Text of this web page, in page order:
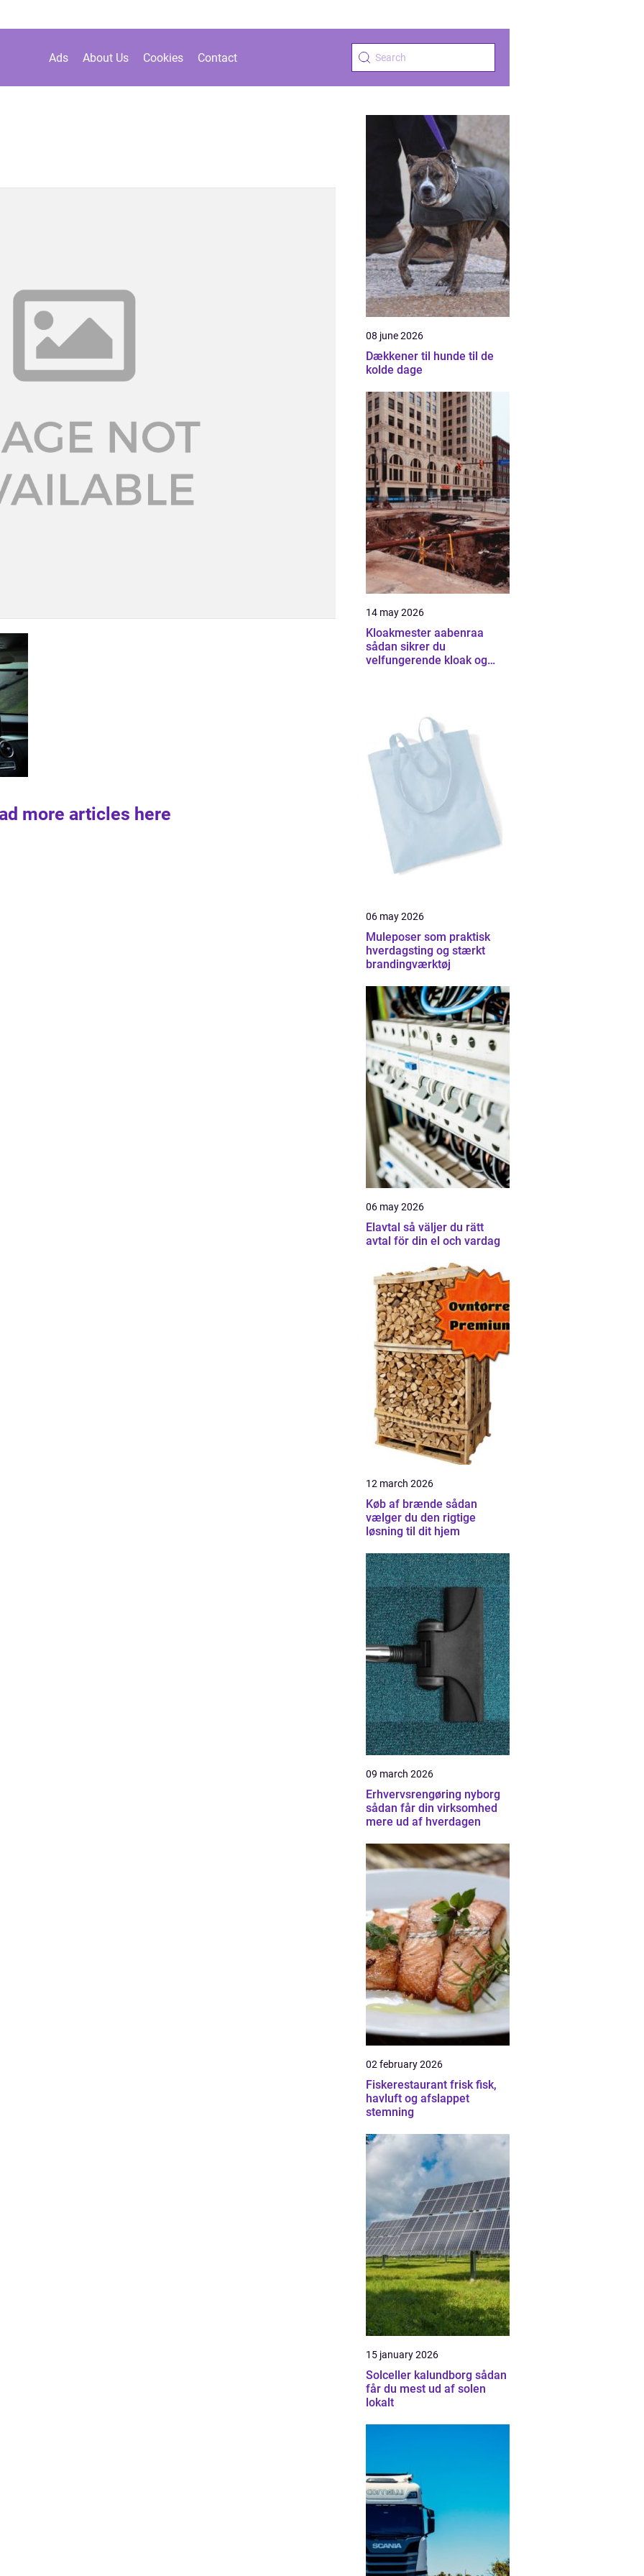
Ads About Us Cookies Contact
more articles here
08 june 2026
Dækkener til hunde til de
kolde dage
14 may 2026
Kloakmester aabenraa
sådan sikrer du
velfungerende kloak og
06 may 2026
Muleposer som praktisk
hverdagsting og stærkt
brandingværktøj
06 may 2026
Elavtal så väljer du rätt
avtal för din el och vardag
12 march 2026
Køb af brænde sådan
vælger du den rigtige
løsning til dit hjem
09 march 2026
Erhvervsrengøring nyborg
sådan får din virksomhed
mere ud af hverdagen
02 february 2026
Fiskerestaurant frisk fisk,
havluft og afslappet
stemning
15 january 2026
Solceller kalundborg sådan
får du mest ud af solen
lokalt